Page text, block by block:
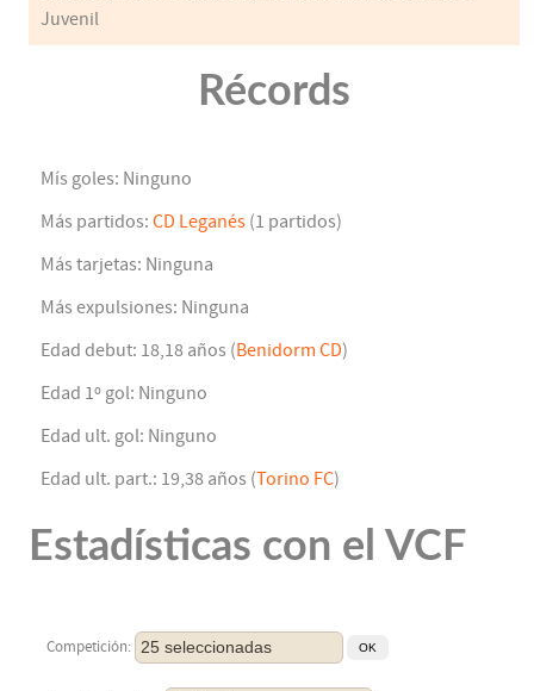
Juvenil
Récords
Mís goles: Ninguno
Más partidos: CD Leganés (1 partidos)
Más tarjetas: Ninguna
Más expulsiones: Ninguna
Edad debut: 18,18 años (Benidorm CD)
Edad 1º gol: Ninguno
Edad ult. gol: Ninguno
Edad ult. part.: 19,38 años (Torino FC)
Estadísticas con el VCF
Competición: 25 seleccionadas